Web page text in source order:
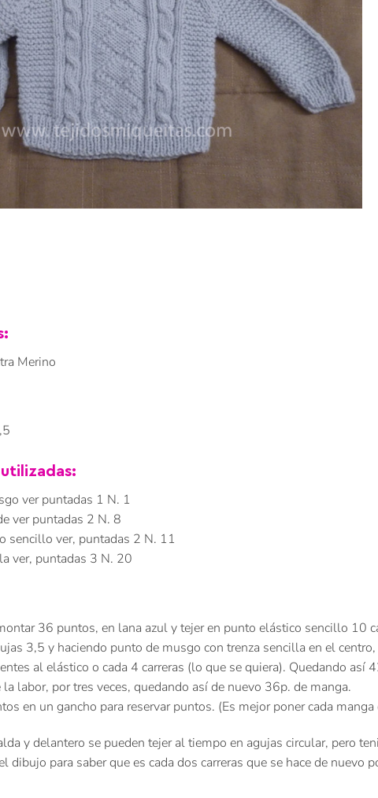
Merino
ver puntadas 1 N. 1
ver puntadas 2 N. 8
sencillo ver, puntadas 2 N. 11
ver, puntadas 3 N. 20
36 puntos, en lana azul y tejer en punto elástico sencillo 10
3,5 y haciendo punto de musgo con trenza sencilla en el
al elástico o cada 4 carreras (lo que se quiera). Quedando
la labor, por tres veces, quedando así de nuevo 36p. de manga.
en un gancho para reservar puntos. (Es mejor poner cada
y delantero se pueden tejer al tiempo en agujas circular, pero
dibujo para saber que es cada dos carreras que se hace de nuevo